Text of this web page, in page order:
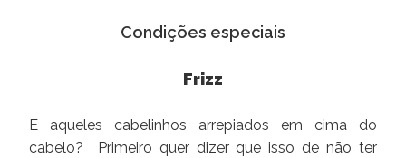
Condições especiais
Frizz
E aqueles cabelinhos arrepiados em cima do
cabelo? Primeiro quer dizer que isso de não ter